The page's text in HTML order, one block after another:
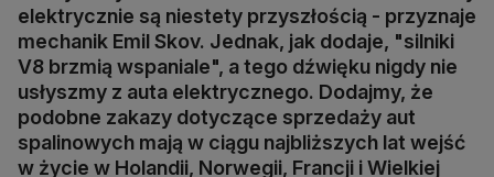
elektrycznie są niestety przyszłością - przyznaje
mechanik Emil Skov. Jednak, jak dodaje, "silniki
V8 brzmią wspaniale", a tego dźwięku nigdy nie
usłyszmy z auta elektrycznego. Dodajmy, że
podobne zakazy dotyczące sprzedaży aut
spalinowych mają w ciągu najbliższych lat wejść
w życie w Holandii, Norwegii, Francji i Wielkiej